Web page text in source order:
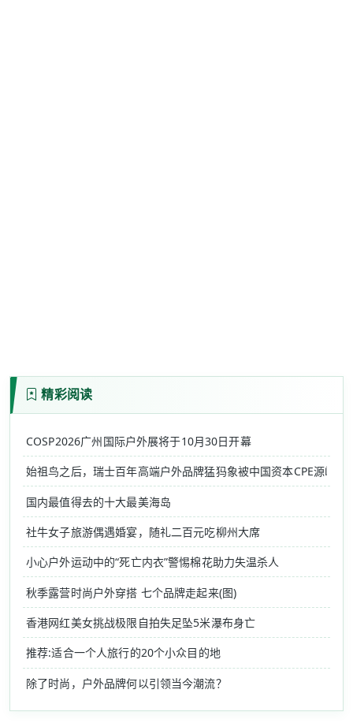
精彩阅读
COSP2026广州国际户外展将于10月30日开幕
始祖鸟之后，瑞士百年高端户外品牌猛犸象被中国资本CPE源峰收
国内最值得去的十大最美海岛
社牛女子旅游偶遇婚宴，随礼二百元吃柳州大席
小心户外运动中的“死亡内衣”警惕棉花助力失温杀人
秋季露营时尚户外穿搭 七个品牌走起来(图)
香港网红美女挑战极限自拍失足坠5米瀑布身亡
推荐:适合一个人旅行的20个小众目的地
除了时尚，户外品牌何以引领当今潮流？